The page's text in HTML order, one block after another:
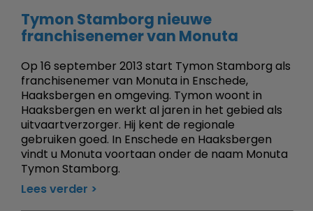
Tymon Stamborg nieuwe
franchisenemer van Monuta
Op 16 september 2013 start Tymon Stamborg als
franchisenemer van Monuta in Enschede,
Haaksbergen en omgeving. Tymon woont in
Haaksbergen en werkt al jaren in het gebied als
uitvaartverzorger. Hij kent de regionale
gebruiken goed. In Enschede en Haaksbergen
vindt u Monuta voortaan onder de naam Monuta
Tymon Stamborg.
Lees verder